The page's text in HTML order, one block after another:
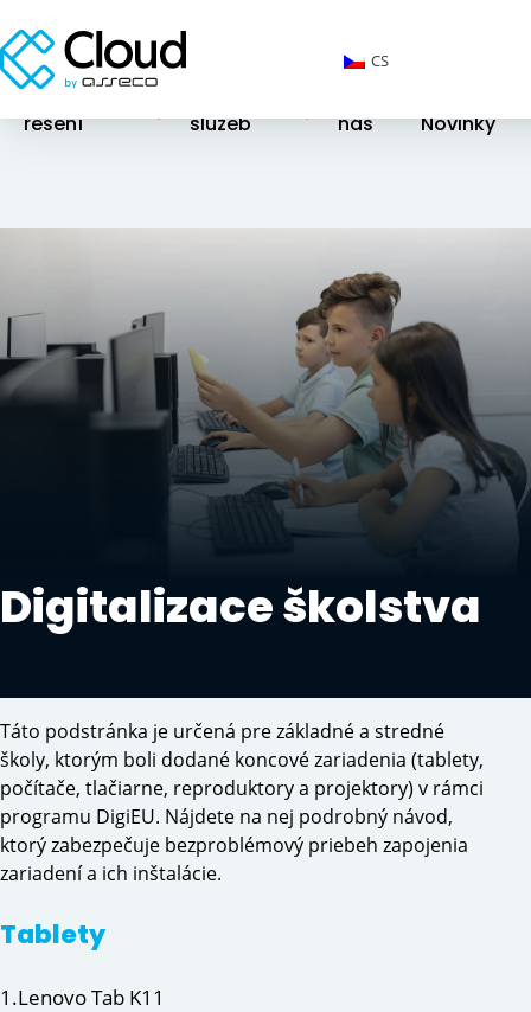
řešení služeb nás Novinky
Digitalizace školstva
Táto podstránka je určená pre základné a stredné
školy, ktorým boli dodané koncové zariadenia (tablety,
počítače, tlačiarne, reproduktory a projektory) v rámci
programu DigiEU. Nájdete na nej podrobný návod,
ktorý zabezpečuje bezproblémový priebeh zapojenia
zariadení a ich inštalácie.
Tablety
1.Lenovo Tab K11
CS